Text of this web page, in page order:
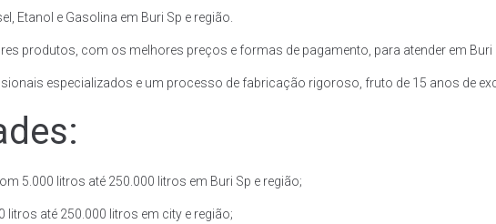
Etanol e Gasolina em Buri Sp e região.
produtos, com os melhores preços e formas de pagamento, para atender em Buri
especializados e um processo de fabricação rigoroso, fruto de 15 anos de
5.000 litros até 250.000 litros em Buri Sp e região;
até 250.000 litros em city e região;